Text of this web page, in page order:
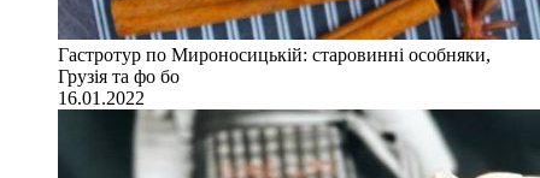
Гастротур по Мироносицькій: старовинні особняки,
Грузія та фо бо
16.01.2022